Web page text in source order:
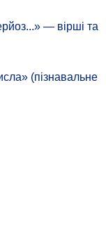
— вірші та
(пізнавальне